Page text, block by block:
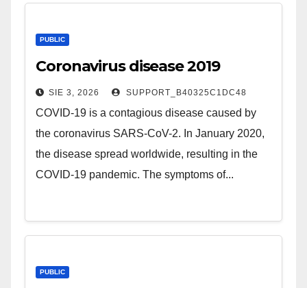
PUBLIC
Coronavirus disease 2019
SIE 3, 2026 SUPPORT_B40325C1DC48
COVID-19 is a contagious disease caused by
the coronavirus SARS-CoV-2. In January 2020,
the disease spread worldwide, resulting in the
COVID-19 pandemic. The symptoms of...
PUBLIC